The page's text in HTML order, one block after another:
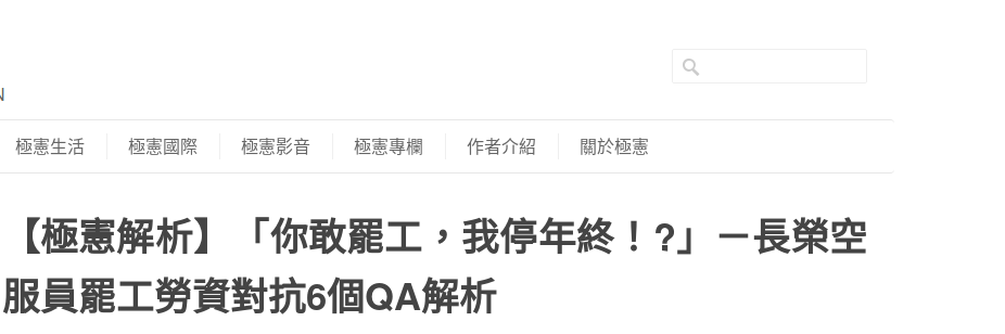
極憲生活 極憲國際 極憲影音 極憲專欄 作者介紹 關於極憲
【極憲解析】「你敢罷工，我停年終！?」－長榮空
服員罷工勞資對抗6個QA解析